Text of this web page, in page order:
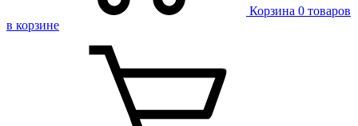
Корзина 0 товаров
в корзине